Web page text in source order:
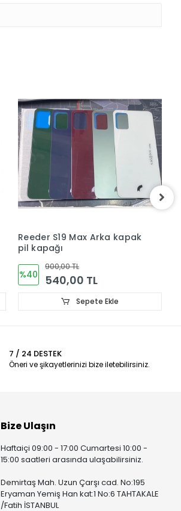
Reeder S19 Max Pro Arka
kapak pil kapağı
%35
900,00 TL
585,00 TL
Sepete Ekle
7 / 24 DESTEK
Öneri ve şikayetlerinizi bize iletebilirsiniz.
Bize Ulaşın
Haftaiçi 09:00 - 17:00 Cumartesi 10:00 -
15:00 saatleri arasında ulaşabilirsiniz.
Demirtaş Mah. Uzun Çarşı cad. No:195
Eryaman Yemiş Han kat:1 No:6 TAHTAKALE
/Fatih İSTANBUL